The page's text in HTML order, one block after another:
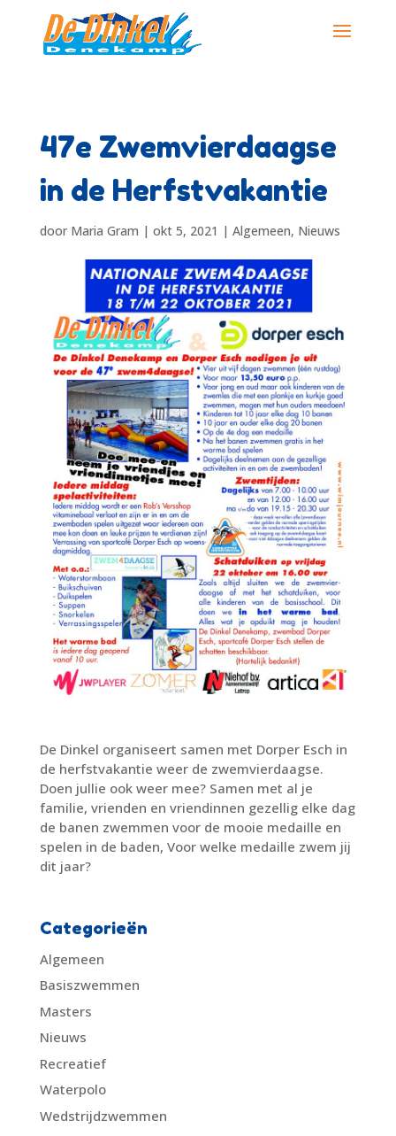
47e Zwemvierdaagse
in de Herfstvakantie
door Maria Gram | okt 5, 2021 | Algemeen, Nieuws
De Dinkel organiseert samen met Dorper Esch in
de herfstvakantie weer de zwemvierdaagse.
Doen jullie ook weer mee? Samen met al je
familie, vrienden en vriendinnen gezellig elke dag
de banen zwemmen voor de mooie medaille en
spelen in de baden, Voor welke medaille zwem jij
dit jaar?
Categorieën
Algemeen
Basiszwemmen
Masters
Nieuws
Recreatief
Waterpolo
Wedstrijdzwemmen